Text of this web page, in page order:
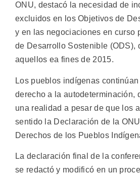
ONU, destacó la necesidad de
excluidos en los Objetivos de
y en las negociaciones en curso
de Desarrollo Sostenible (ODS),
aquellos ea fines de 2015.
Los pueblos indígenas
derecho a la autodeterminación,
una realidad a pesar de que los
sentido la Declaración de la
Derechos de los Pueblos
La declaración final de la
se redactó y modificó en un